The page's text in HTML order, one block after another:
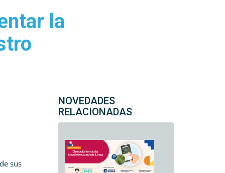
la
sus
NOVEDADES
RELACIONADAS